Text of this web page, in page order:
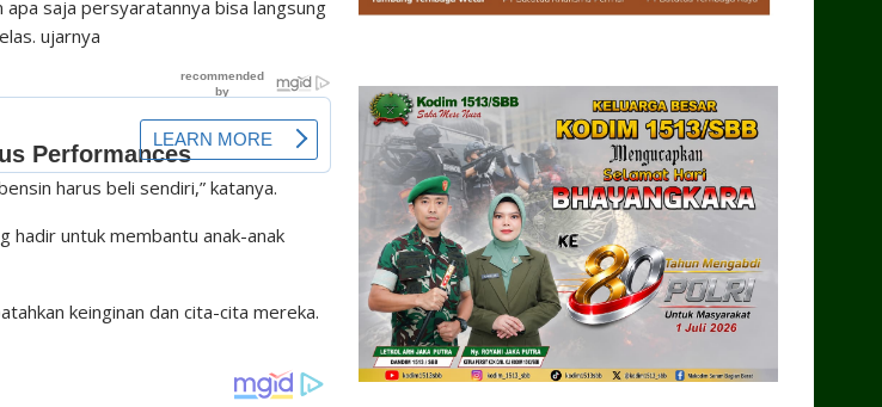
saja persyaratannya bisa langsung
ujarnya
harus beli sendiri,” katanya.
hadir untuk membantu anak-anak
keinginan dan cita-cita mereka.